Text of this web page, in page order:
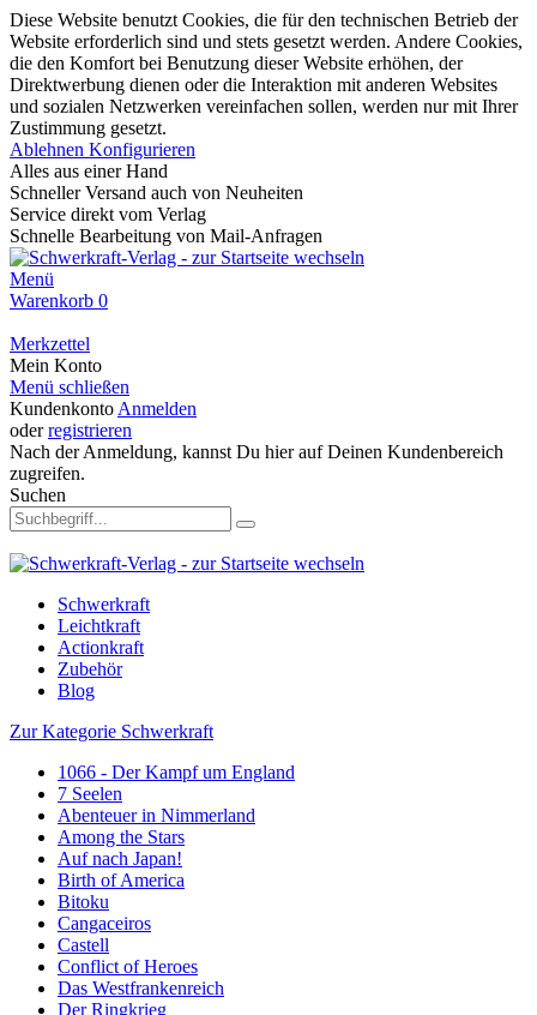
Diese Website benutzt Cookies, die für den technischen Betrieb der
Website erforderlich sind und stets gesetzt werden. Andere Cookies,
die den Komfort bei Benutzung dieser Website erhöhen, der
Direktwerbung dienen oder die Interaktion mit anderen Websites
und sozialen Netzwerken vereinfachen sollen, werden nur mit Ihrer
Zustimmung gesetzt.
Ablehnen Konfigurieren
Alles aus einer Hand
Schneller Versand auch von Neuheiten
Service direkt vom Verlag
Schnelle Bearbeitung von Mail-Anfragen
Menü
Warenkorb 0
Merkzettel
Mein Konto
Menü schließen
Kundenkonto Anmelden
oderregistrieren
Nach der Anmeldung, kannst Du hier auf Deinen Kundenbereich
zugreifen.
Suchen
Schwerkraft
Leichtkraft
Actionkraft
Zubehör
Blog
Zur Kategorie Schwerkraft
1066 - Der Kampf um England
7 Seelen
Abenteuer in Nimmerland
Among the Stars
Auf nach Japan!
Birth of America
Bitoku
Cangaceiros
Castell
Conflict of Heroes
Das Westfrankenreich
Der Ringkrieg